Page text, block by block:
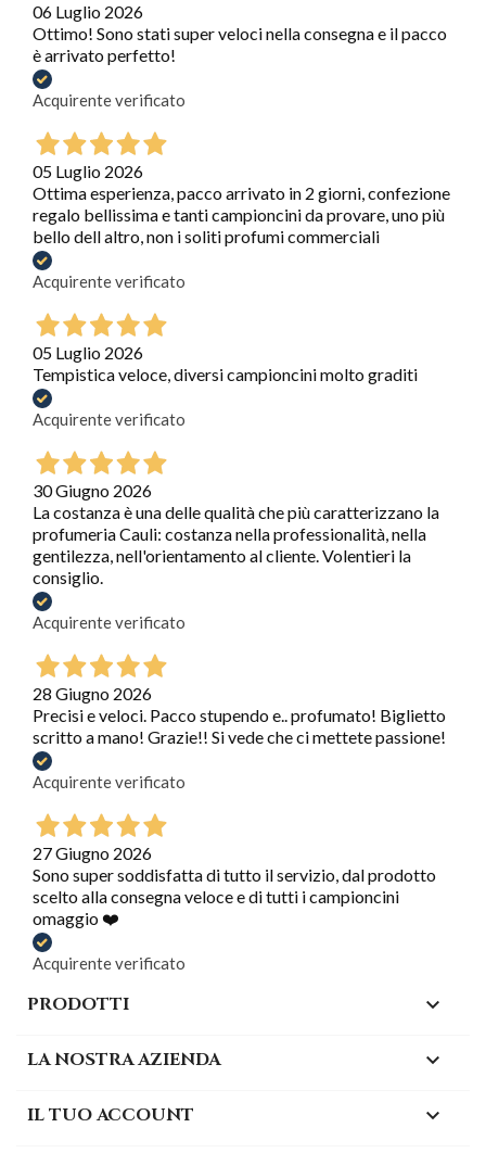
06 Luglio 2026
Ottimo! Sono stati super veloci nella consegna e il pacco
è arrivato perfetto!
Acquirente verificato
05 Luglio 2026
Ottima esperienza, pacco arrivato in 2 giorni, confezione
regalo bellissima e tanti campioncini da provare, uno più
bello dell altro, non i soliti profumi commerciali
Acquirente verificato
05 Luglio 2026
Tempistica veloce, diversi campioncini molto graditi
Acquirente verificato
30 Giugno 2026
La costanza è una delle qualità che più caratterizzano la
profumeria Cauli: costanza nella professionalità, nella
gentilezza, nell'orientamento al cliente. Volentieri la
consiglio.
Acquirente verificato
28 Giugno 2026
Precisi e veloci. Pacco stupendo e.. profumato! Biglietto
scritto a mano! Grazie!! Si vede che ci mettete passione!
Acquirente verificato
27 Giugno 2026
Sono super soddisfatta di tutto il servizio, dal prodotto
scelto alla consegna veloce e di tutti i campioncini
omaggio ❤️
Acquirente verificato
PRODOTTI 
LA NOSTRA AZIENDA 
IL TUO ACCOUNT 